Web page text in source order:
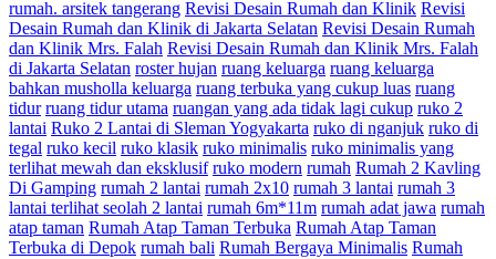
rumah. arsitek tangerang Revisi Desain Rumah dan Klinik Revisi
Desain Rumah dan Klinik di Jakarta Selatan Revisi Desain Rumah
dan Klinik Mrs. Falah Revisi Desain Rumah dan Klinik Mrs. Falah
di Jakarta Selatan roster hujan ruang keluarga ruang keluarga
bahkan musholla keluarga ruang terbuka yang cukup luas ruang
tidur ruang tidur utama ruangan yang ada tidak lagi cukup ruko 2
lantai Ruko 2 Lantai di Sleman Yogyakarta ruko di nganjuk ruko di
tegal ruko kecil ruko klasik ruko minimalis ruko minimalis yang
terlihat mewah dan eksklusif ruko modern rumah Rumah 2 Kavling
Di Gamping rumah 2 lantai rumah 2x10 rumah 3 lantai rumah 3
lantai terlihat seolah 2 lantai rumah 6m*11m rumah adat jawa rumah
atap taman Rumah Atap Taman Terbuka Rumah Atap Taman
Terbuka di Depok rumah bali Rumah Bergaya Minimalis Rumah